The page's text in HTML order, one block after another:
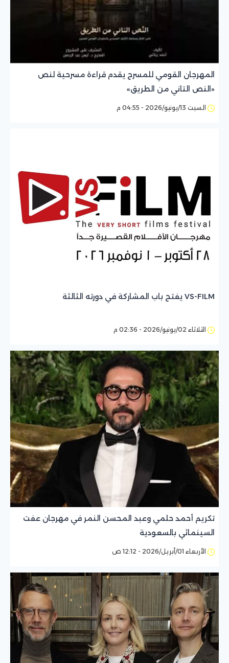
المهرجان القومي للمسرح يقدم قراءة مسرحية لنص
«النص التاني من الطريق»
السبت 13/يونيو/2026 - 04:55 م
VS-FILM يفتح باب المشاركة في دورته الثالثة
الثلاثاء 02/يونيو/2026 - 02:36 م
تكريم أحمد حلمي وعبد المحسن النمر في مهرجان عفت
السينمائي بالسعودية
الأربعاء 01/أبريل/2026 - 12:12 ص